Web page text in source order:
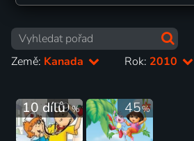
Země: Kanada Rok: 2010
39%
10 dílů 45%